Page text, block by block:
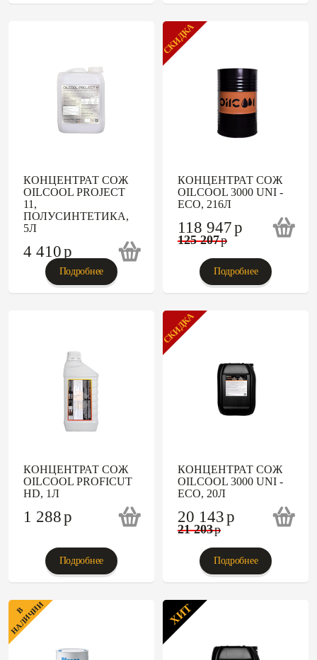
КОНЦЕНТРАТ СОЖ
OILCOOL PROJECT
11,
ПОЛУСИНТЕТИКА,
5Л
4 410p
Подробнее
СКИДКА
КОНЦЕНТРАТ СОЖ
OILCOOL 3000 UNI -
ECO, 216Л
118 947p
125 207p
Подробнее
КОНЦЕНТРАТ СОЖ
OILCOOL PROFICUT
HD, 1Л
1 288p
Подробнее
СКИДКА
КОНЦЕНТРАТ СОЖ
OILCOOL 3000 UNI -
ECO, 20Л
20 143p
21 203p
Подробнее
В
НАЛИЧИИ ХИТ